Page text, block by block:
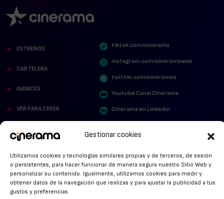
Gestionar cookies
Utilizamos cookies y tecnologías similares propias y de terceros, de sesión
o persistentes, para hacer funcionar de manera segura nuestro Sitio Web y
personalizar su contenido. Igualmente, utilizamos cookies para medir y
obtener datos de la navegación que realizas y para ajustar la publicidad a tus
gustos y preferencias.
ESTRENOS
CARTELERA
AVANCES
VER PARA CREER
ALFOMBRA ROJA
ANUNCIOS DE CINE
tiktok.com/cinerama
instagram.com/cineramaweb
twitter.com/cinerames
Youtube Canal Cinerama
Cinerama en Linkedin